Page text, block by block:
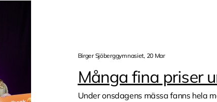
Birger Sjöberggymnasiet, 20 Mar
Många fina priser
Under onsdagens mässa fanns hela